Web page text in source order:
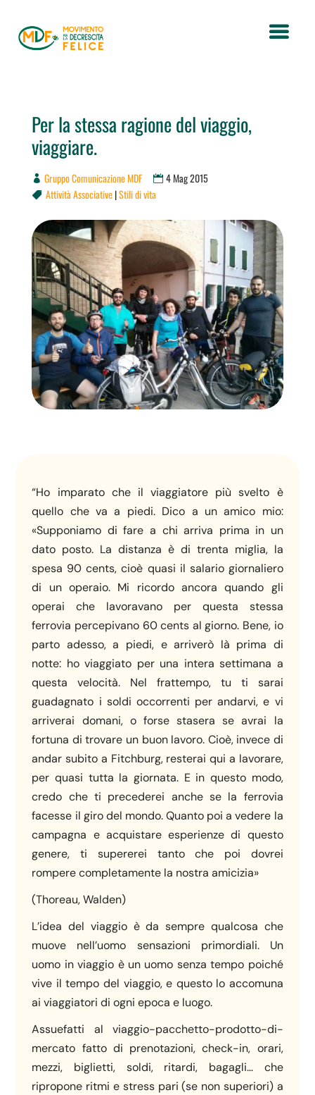
Per la stessa ragione del viaggio,
viaggiare.
Gruppo Comunicazione MDF 4 Mag 2015
 Attività Associative|Stili di vita
“Ho imparato che il viaggiatore più svelto è
quello che va a piedi. Dico a un amico mio:
«Supponiamo di fare a chi arriva prima in un
dato posto. La distanza è di trenta miglia, la
spesa 90 cents, cioè quasi il salario giornaliero
di un operaio. Mi ricordo ancora quando gli
operai che lavoravano per questa stessa
ferrovia percepivano 60 cents al giorno. Bene, io
parto adesso, a piedi, e arriverò là prima di
notte: ho viaggiato per una intera settimana a
questa velocità. Nel frattempo, tu ti sarai
guadagnato i soldi occorrenti per andarvi, e vi
arriverai domani, o forse stasera se avrai la
fortuna di trovare un buon lavoro. Cioè, invece di
andar subito a Fitchburg, resterai qui a lavorare,
per quasi tutta la giornata. E in questo modo,
credo che ti precederei anche se la ferrovia
facesse il giro del mondo. Quanto poi a vedere la
campagna e acquistare esperienze di questo
genere, ti supererei tanto che poi dovrei
rompere completamente la nostra amicizia»
(Thoreau, Walden)
L’idea del viaggio è da sempre qualcosa che
muove nell’uomo sensazioni primordiali. Un
uomo in viaggio è un uomo senza tempo poiché
vive il tempo del viaggio, e questo lo accomuna
ai viaggiatori di ogni epoca e luogo.
Assuefatti al viaggio-pacchetto-prodotto-di-
mercato fatto di prenotazioni, check-in, orari,
mezzi, biglietti, soldi, ritardi, bagagli… che
ripropone ritmi e stress pari (se non superiori) a